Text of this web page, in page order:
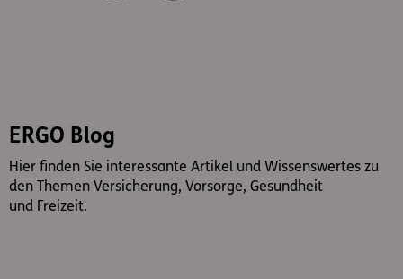
ERGO Blog
Hier finden Sie interessante Artikel und Wissenswertes zu
den Themen Versicherung, Vorsorge, Gesundheit
und Freizeit.